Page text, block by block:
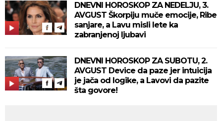
DNEVNI HOROSKOP ZA NEDELJU, 3.
AVGUST Škorpiju muče emocije, Ribe
sanjare, a Lavu misli lete ka
zabranjenoj ljubavi
DNEVNI HOROSKOP ZA SUBOTU, 2.
AVGUST Device da paze jer intuicija
je jača od logike, a Lavovi da pazite
šta govore!